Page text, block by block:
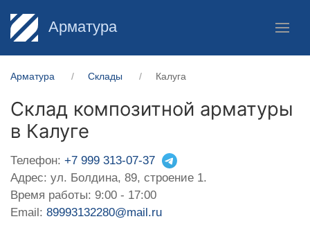
Арматура
Арматура Склады Калуга
Склад композитной арматуры
в Калуге
Телефон: +7 999 313-07-37
Адрес: ул. Болдина, 89, строение 1.
Время работы: 9:00 - 17:00
Email: 89993132280@mail.ru